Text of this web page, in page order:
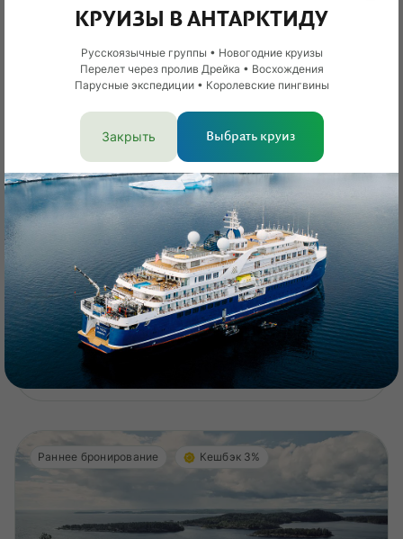
Карелия
Тур к вулкану Гирвас
Снегоходный тур с проживанием на комфортной базе отдыха
3 дня
Туры на снегоходах
Средняя
93 500 ₽
Раннее бронирование Кешбэк 3%
КРУИЗЫ В АНТАРКТИДУ
Русскоязычные группы • Новогодние круизы
Перелет через пролив Дрейка • Восхождения
Парусные экспедиции • Королевские пингвины
Закрыть Выбрать круиз